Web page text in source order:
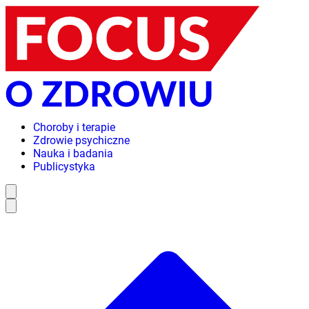
Choroby i terapie
Zdrowie psychiczne
Nauka i badania
Publicystyka